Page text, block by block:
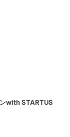
ンwith STARTUS